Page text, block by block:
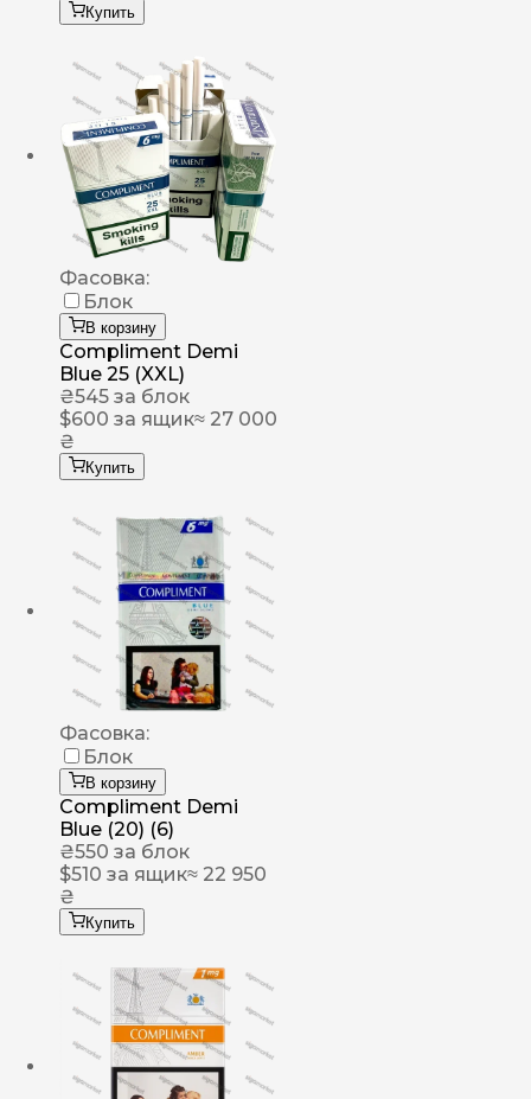
Купить
Фасовка:
Блок
В корзину
Compliment Demi
Blue 25 (XXL)
₴545 за блок
$600 за ящик≈ 27 000
₴
Купить
Фасовка:
Блок
В корзину
Compliment Demi
Blue (20) (6)
₴550 за блок
$510 за ящик≈ 22 950
₴
Купить